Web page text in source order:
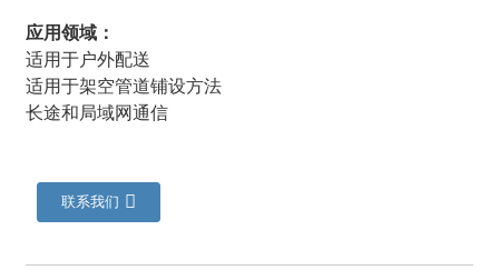
应用领域：
适用于户外配送
适用于架空管道铺设方法
长途和局域网通信
联系我们